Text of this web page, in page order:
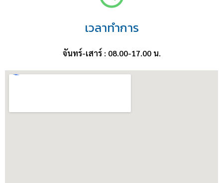
เวลาทำการ
จันทร์-เสาร์ : 08.00-17.00 น.